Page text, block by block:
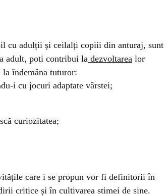
cu adulții și ceilalți copiii din anturaj, sunt
adult, poti contribui la dezvoltarea lor
îndemâna tuturor:
i cu jocuri adaptate vârstei;
curiozitatea;
care i se propun vor fi definitorii în
critice și în cultivarea stimei de sine.